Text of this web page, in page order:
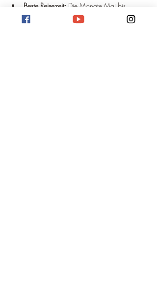
Beste Reisezeit: Die Monate Mai bis
September sind ideal für einen Besuch.
Öffentliche Verkehrsmittel: